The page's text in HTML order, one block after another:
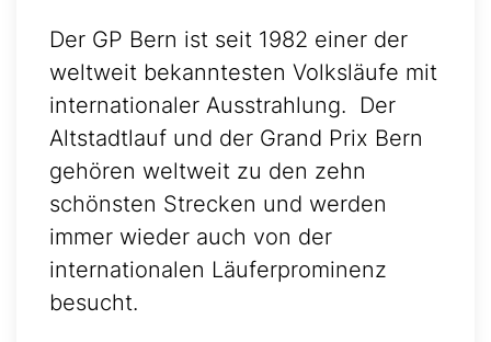
Der GP Bern ist seit 1982 einer der
weltweit bekanntesten Volksläufe mit
internationaler Ausstrahlung. Der
Altstadtlauf und der Grand Prix Bern
gehören weltweit zu den zehn
schönsten Strecken und werden
immer wieder auch von der
internationalen Läuferprominenz
besucht.